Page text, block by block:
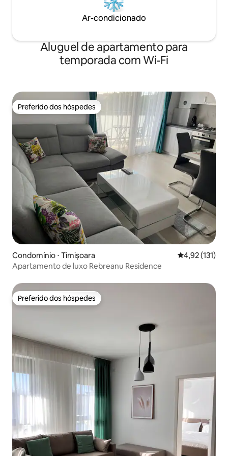
Ar-condicionado
Aluguel de apartamento para
temporada com Wi-Fi
Preferido dos hóspedes
Preferido dos hóspedes
Condomínio ⋅ Timișoara 4,92 de uma
4,92 (131)
Apartamento de luxo Rebreanu Residence
Preferido dos hóspedes
Preferido dos hóspedes